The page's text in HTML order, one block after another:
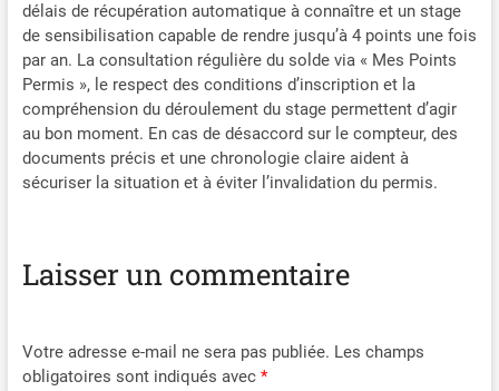
délais de récupération automatique à connaître et un stage
de sensibilisation capable de rendre jusqu’à 4 points une fois
par an. La consultation régulière du solde via « Mes Points
Permis », le respect des conditions d’inscription et la
compréhension du déroulement du stage permettent d’agir
au bon moment. En cas de désaccord sur le compteur, des
documents précis et une chronologie claire aident à
sécuriser la situation et à éviter l’invalidation du permis.
Laisser un commentaire
Votre adresse e-mail ne sera pas publiée. Les champs
obligatoires sont indiqués avec *